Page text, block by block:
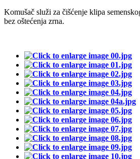
Komušač služi za čišćenje klipa
bez oštećenja zrna.